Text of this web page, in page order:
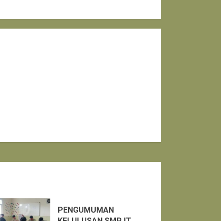
PENGUMUMAN